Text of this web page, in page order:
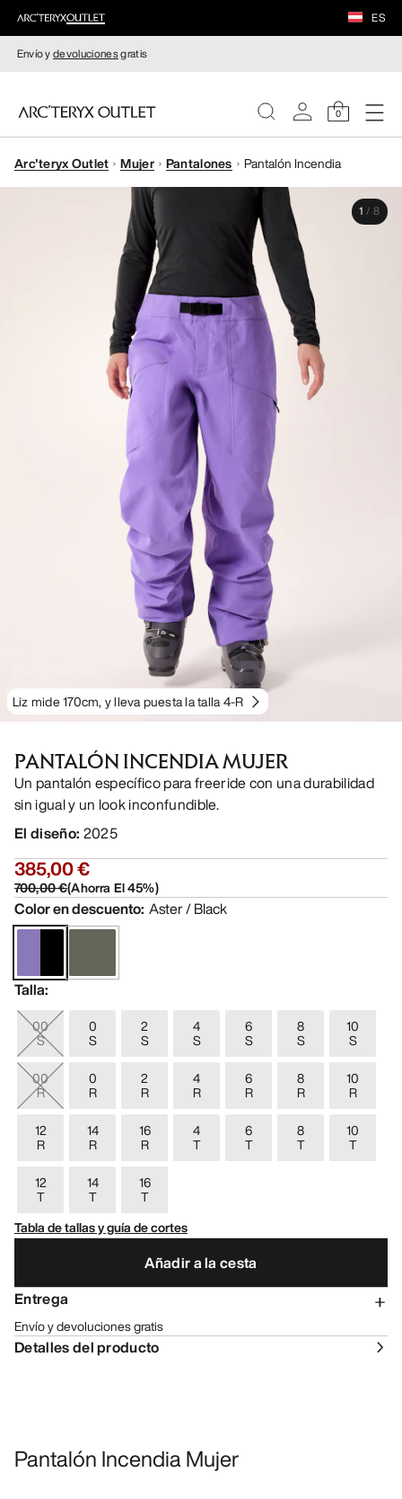
ES
Envío ydevolucionesgratis
0
MUJERE
Arc'teryx Outlet Mujer Pantalones Pantalón Incendia
Liz mide 170cm, y lleva puesta la talla 4-R
1 / 8
PANTALÓN INCENDIA MUJER
Un pantalón específico para freeride con una durabilidad
sin igual y un look inconfundible.
El diseño: 2025
385,00 €
700,00 €(Ahorra El45%)
Color en descuento: Aster / Black
Talla:
00
S
0
S
2
S
4
S
6
S
8
S
10
S
00
R
0
R
2
R
4
R
6
R
8
R
10
R
12
R
14
R
16
R
4
T
6
T
8
T
10
T
12
T
14
T
16
T
Tabla de tallas y guía de cortes
Añadir a la cesta
Entrega
Envío y devoluciones gratis
Detalles del producto
Pantalón Incendia Mujer